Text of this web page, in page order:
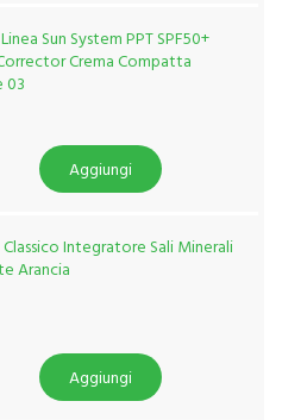
Sun System PPT SPF50+
Crema Compatta
03
Aggiungi
Integratore Sali Minerali
Arancia
Aggiungi